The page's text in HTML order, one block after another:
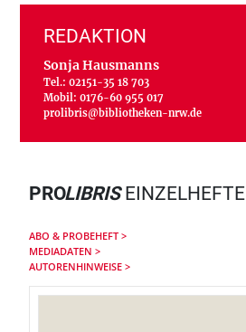
REDAKTION
Sonja Hausmanns
Tel.: 02151-35 18 703
Mobil: 0176-60 955 017
prolibris@bibliotheken-nrw.de
PROLIBRISEINZELHEFTE
ABO & PROBEHEFT >
MEDIADATEN >
AUTORENHINWEISE >